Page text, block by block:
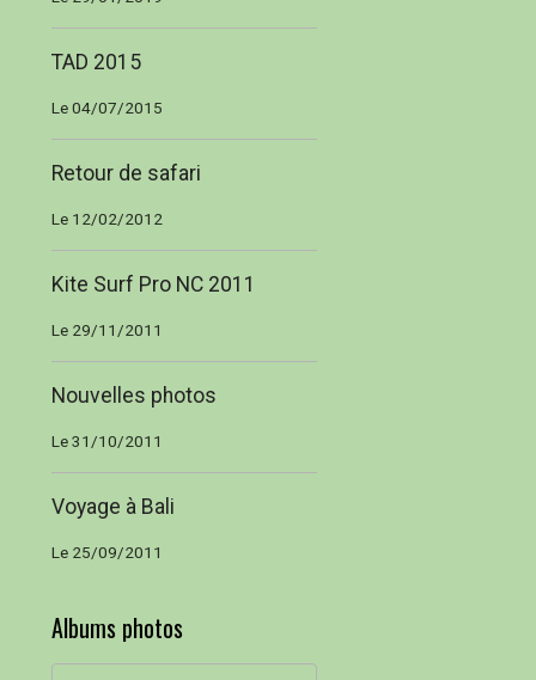
TAD 2015
Le 04/07/2015
Retour de safari
Le 12/02/2012
Kite Surf Pro NC 2011
Le 29/11/2011
Nouvelles photos
Le 31/10/2011
Voyage à Bali
Le 25/09/2011
Albums photos